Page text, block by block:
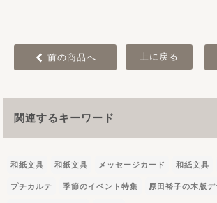
前の商品へ 上に戻る
関連するキーワード
和紙文具 和紙文具 メッセージカード 和紙文具
プチカルテ 季節のイベント特集 原田裕子の木版デ